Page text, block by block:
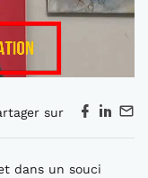
sur
dans un souci